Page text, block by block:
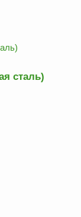
сталь)